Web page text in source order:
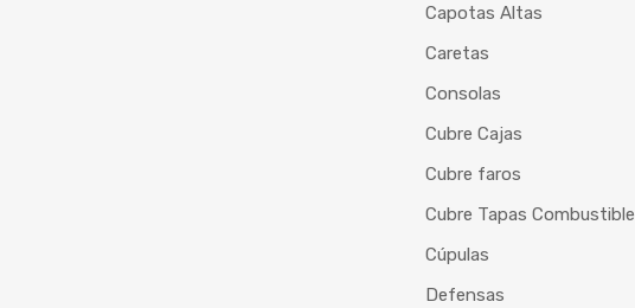
Capotas Altas
Caretas
Consolas
Cubre Cajas
Cubre faros
Cubre Tapas Combustible
Cúpulas
Defensas